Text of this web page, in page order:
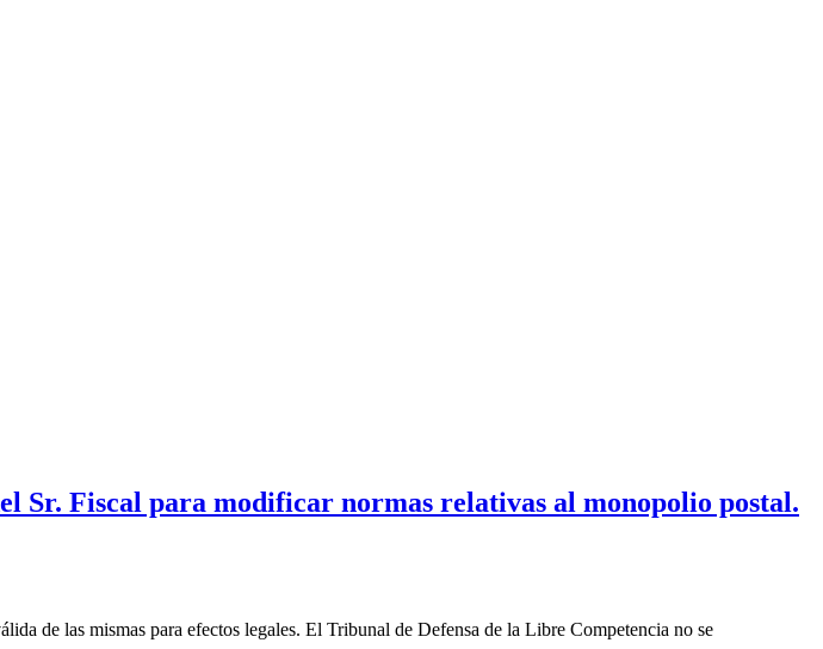
Sr. Fiscal para modificar normas relativas al monopolio postal.
de las mismas para efectos legales. El Tribunal de Defensa de la Libre Competencia no se